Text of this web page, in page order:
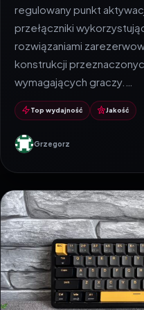
regulowany punkt
przełączniki
rozwiązaniami
konstrukcji
wymagających graczy.…
Top wydajność Jakość
Grzegorz